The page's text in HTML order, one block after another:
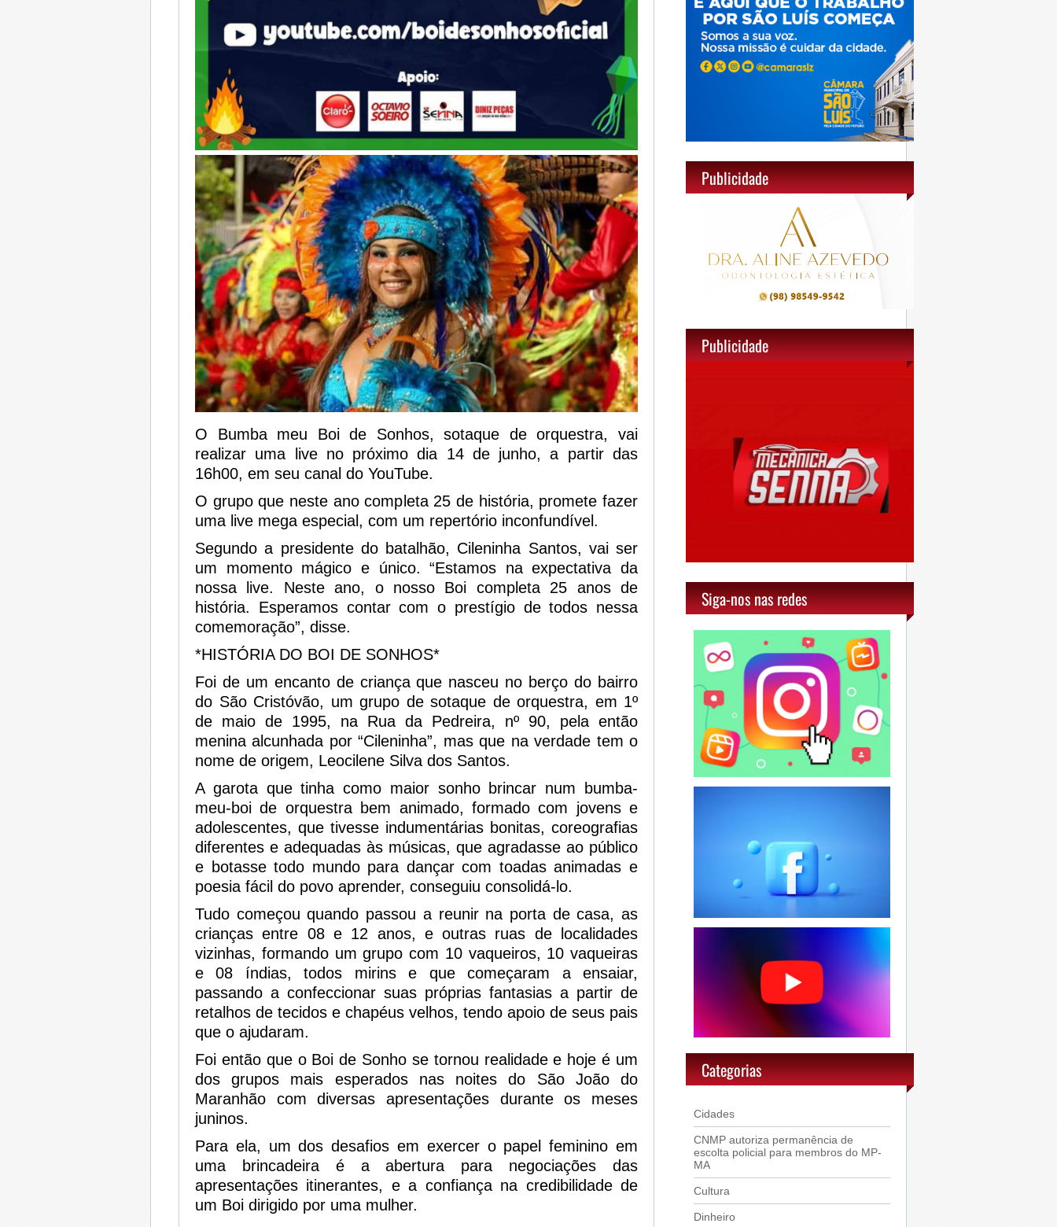
O Bumba meu Boi de Sonhos, sotaque de orquestra, vai
realizar uma live no próximo dia 14 de junho, a partir das
16h00, em seu canal do YouTube.
O grupo que neste ano completa 25 de história, promete fazer
uma live mega especial, com um repertório inconfundível.
Segundo a presidente do batalhão, Cileninha Santos, vai ser
um momento mágico e único. “Estamos na expectativa da
nossa live. Neste ano, o nosso Boi completa 25 anos de
história. Esperamos contar com o prestígio de todos nessa
comemoração”, disse.
*HISTÓRIA DO BOI DE SONHOS*
Foi de um encanto de criança que nasceu no berço do bairro
do São Cristóvão, um grupo de sotaque de orquestra, em 1º
de maio de 1995, na Rua da Pedreira, nº 90, pela então
menina alcunhada por “Cileninha”, mas que na verdade tem o
nome de origem, Leocilene Silva dos Santos.
A garota que tinha como maior sonho brincar num bumba-
meu-boi de orquestra bem animado, formado com jovens e
adolescentes, que tivesse indumentárias bonitas, coreografias
diferentes e adequadas às músicas, que agradasse ao público
e botasse todo mundo para dançar com toadas animadas e
poesia fácil do povo aprender, conseguiu consolidá-lo.
Tudo começou quando passou a reunir na porta de casa, as
crianças entre 08 e 12 anos, e outras ruas de localidades
vizinhas, formando um grupo com 10 vaqueiros, 10 vaqueiras
e 08 índias, todos mirins e que começaram a ensaiar,
passando a confeccionar suas próprias fantasias a partir de
retalhos de tecidos e chapéus velhos, tendo apoio de seus pais
que o ajudaram.
Foi então que o Boi de Sonho se tornou realidade e hoje é um
dos grupos mais esperados nas noites do São João do
Maranhão com diversas apresentações durante os meses
juninos.
Para ela, um dos desafios em exercer o papel feminino em
uma brincadeira é a abertura para negociações das
apresentações itinerantes, e a confiança na credibilidade de
um Boi dirigido por uma mulher.
Publicidade
Publicidade
Siga-nos nas redes
Categorias
Cidades
CNMP autoriza permanência de
escolta policial para membros do MP-
MA
Cultura
Dinheiro